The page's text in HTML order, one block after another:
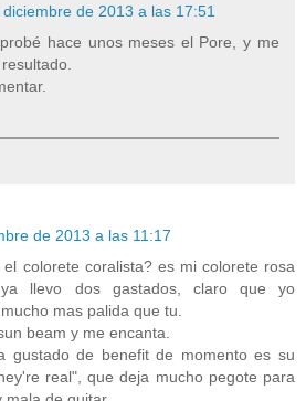
de 2013 a las 17:51
hace unos meses el Pore, y me
de 2013 a las 11:17
colorete coralista? es mi colorete rosa
ya llevo dos gastados, claro que yo
mas palida que tu.
beam y me encanta.
gustado de benefit de momento es su
real", que deja mucho pegote para